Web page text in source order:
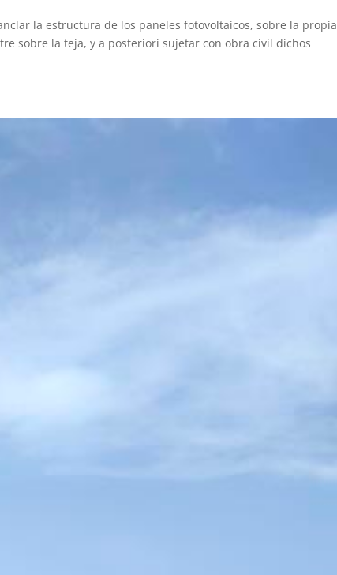
la estructura de los paneles fotovoltaicos, sobre la propia
sobre la teja, y a posteriori sujetar con obra civil dichos